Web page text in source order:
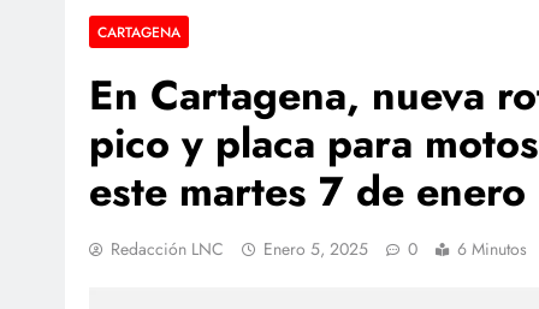
CARTAGENA
En Cartagena, nueva
pico y placa para
este martes 7 de enero
Redacción LNC Enero 5, 2025 0 6 Minutos